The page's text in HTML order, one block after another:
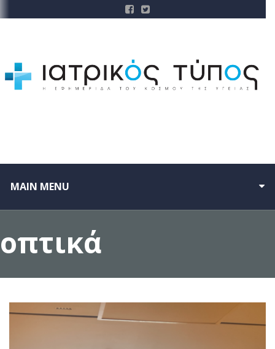
MAIN MENU
οπτικά